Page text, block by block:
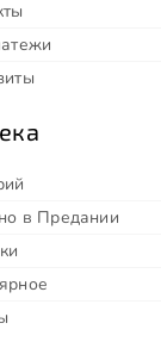
в Предании